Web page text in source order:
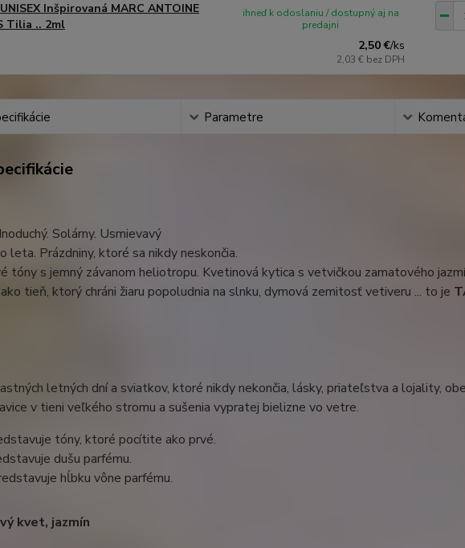
Inšpirovaná MARC ANTOINE
Tilia .. 2ml
2,50 €/ks
2,03 € bez DPH
ihneď k odoslaniu / dostupný aj na
predajni
Parametre
Solárny. Usmievavý
leta. Prázdniny, ktoré sa nikdy neskončia.
tóny s jemný závanom heliotropu. Kvetinová kytica s vetvičkou zamatového
tieň, ktorý chráni žiaru popoludnia na slnku, dymová zemitosť vetiveru ... to je
letných dní a sviatkov, ktoré nikdy nekončia, lásky, priateľstva a lojality,
v tieni veľkého stromu a sušenia vypratej bielizne vo vetre.
tóny, ktoré pocítite ako prvé.
dušu parfému.
hĺbku vône parfému.
kvet, jazmín